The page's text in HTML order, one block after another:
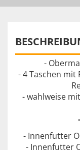
-
- 4 Taschen mit
- wahlweise
- Innenfutter
- Innenfutter